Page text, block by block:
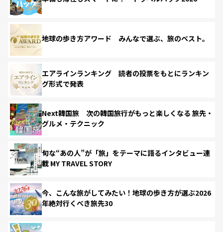
地球の歩き方アワード みんなで選ぶ、旅のベスト。
エアラインランキング 読者の投票をもとにランキン
グ形式で発表
Next韓国旅 次の韓国旅行がもっと楽しくなる 旅先・
グルメ・テクニック
旬な“あの人”が「旅」をテーマに語るインタビュー連
載 MY TRAVEL STORY
今、こんな旅がしてみたい！地球の歩き方が選ぶ2026
年絶対行くべき旅先30